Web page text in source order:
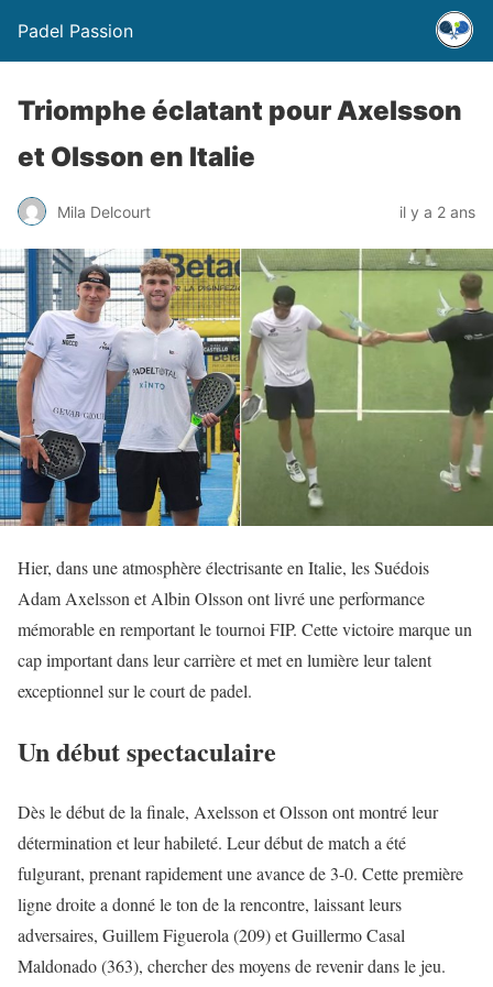
Padel Passion
Triomphe éclatant pour Axelsson
et Olsson en Italie
Mila Delcourt il y a 2 ans
Hier, dans une atmosphère électrisante en Italie, les Suédois
Adam Axelsson et Albin Olsson ont livré une performance
mémorable en remportant le tournoi FIP. Cette victoire marque un
cap important dans leur carrière et met en lumière leur talent
exceptionnel sur le court de padel.
Un début spectaculaire
Dès le début de la finale, Axelsson et Olsson ont montré leur
détermination et leur habileté. Leur début de match a été
fulgurant, prenant rapidement une avance de 3-0. Cette première
ligne droite a donné le ton de la rencontre, laissant leurs
adversaires, Guillem Figuerola (209) et Guillermo Casal
Maldonado (363), chercher des moyens de revenir dans le jeu.